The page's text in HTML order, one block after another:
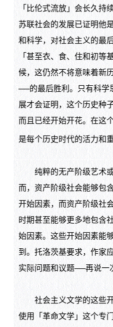
「比伦式流放」会长久持续
苏联社会的发展已证明他
和科学，对社会主义的最
「甚至衣、食、住和初等
候，这仍然不将意味着新
──的最后胜利。只有科学
展才会证明，这个历史种
而且已经开始开花。在这
是每个历史时代的活力和
纯粹的无产阶级艺术或
而，资产阶级社会能够包
开始因素，而资产阶级社
时期甚至能够更多地包含
始因素。这些开始因素能
到。托洛茨基要求，作家
实际问题和议题──再说一
社会主义文学的这些开
使用「革命文学」这个专